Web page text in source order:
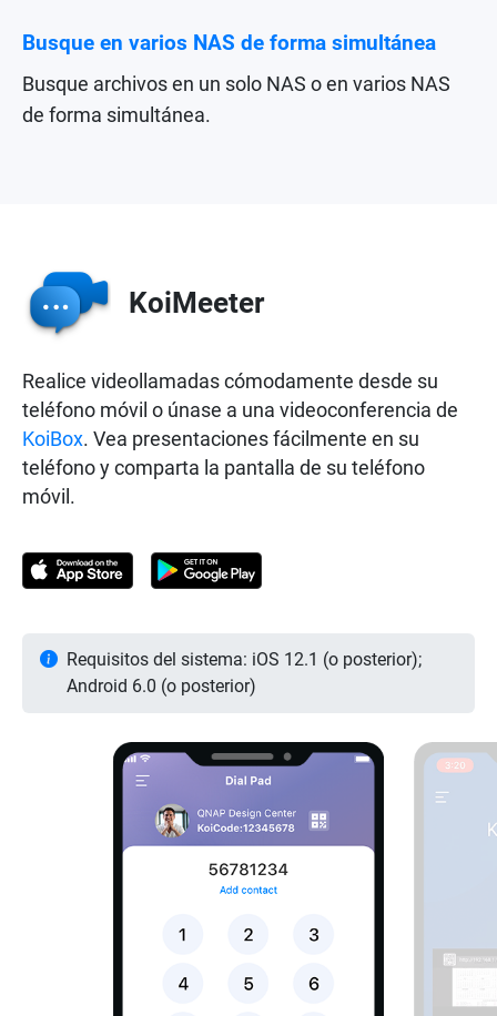
Busque en varios NAS de forma simultánea
Busque archivos en un solo NAS o en varios NAS
de forma simultánea.
KoiMeeter
Realice videollamadas cómodamente desde su
teléfono móvil o únase a una videoconferencia de
KoiBox. Vea presentaciones fácilmente en su
teléfono y comparta la pantalla de su teléfono
móvil.
Requisitos del sistema: iOS 12.1 (o posterior);
Android 6.0 (o posterior)